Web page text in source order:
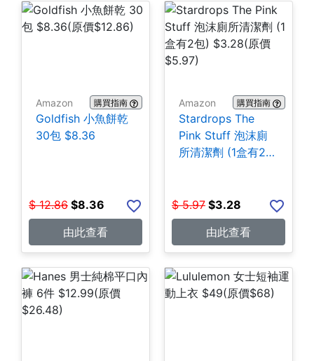
Amazon 購買指南
Goldfish 小魚餅乾
30包 $8.36
$ 12.86 $8.36
由此查看
Amazon 購買指南
Stardrops The
Pink Stuff 泡沫廁
所清潔劑 (1盒有2
$ 5.97 $3.28
由此查看